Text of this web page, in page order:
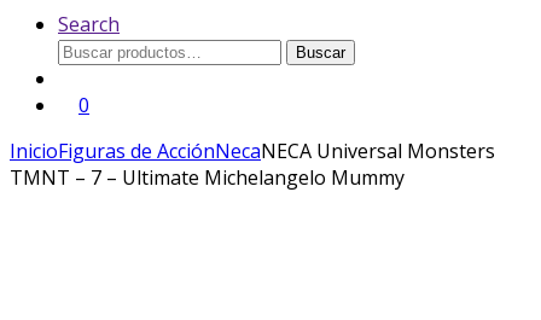
Search
Buscar
Buscar
0
InicioFiguras de AcciónNecaNECA Universal Monsters
TMNT – 7 – Ultimate Michelangelo Mummy